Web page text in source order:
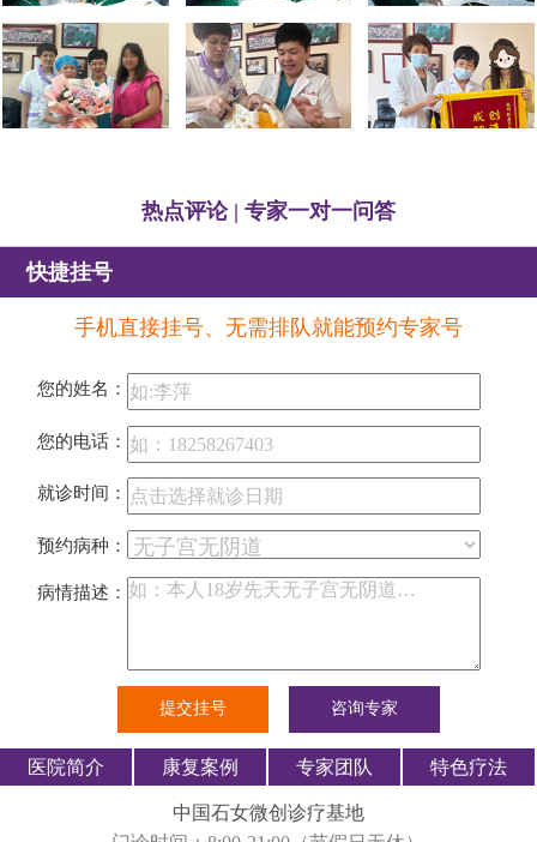
热点评论 | 专家一对一问答
快捷挂号
手机直接挂号、无需排队就能预约专家号
您的姓名：
您的电话：
就诊时间：
预约病种：
病情描述：
医院简介 康复案例 专家团队 特色疗法
中国石女微创诊疗基地